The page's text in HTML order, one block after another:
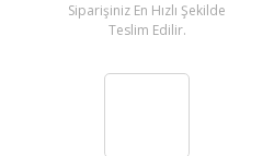
Siparişiniz En Hızlı Şekilde
Teslim Edilir.